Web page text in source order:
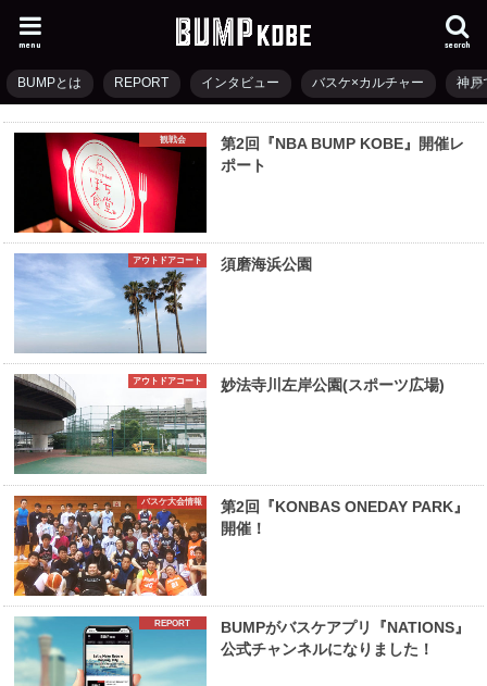
search
menu
BUMPとは REPORT インタビュー バスケ×カルチャー 神戸
観戦会
第2回『NBA BUMP KOBE』開催レ
ポート
アウトドアコート 須磨海浜公園
アウトドアコート 妙法寺川左岸公園(スポーツ広場)
バスケ大会情報
第2回『KONBAS ONEDAY PARK』
開催！
REPORT
BUMPがバスケアプリ『NATIONS』
公式チャンネルになりました！